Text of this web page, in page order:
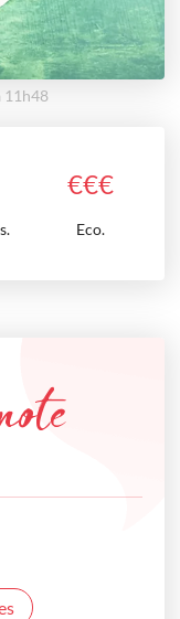
11h48
€€€
Eco.